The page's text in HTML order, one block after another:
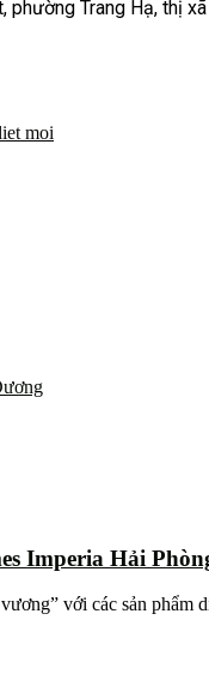
phường Trang Hạ, thị
moi
Imperia Hải
với các sản phẩm